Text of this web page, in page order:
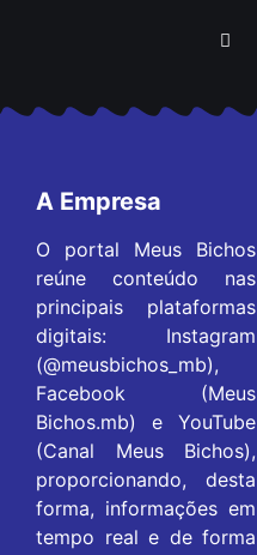
A Empresa
O portal Meus Bichos
reúne conteúdo nas
principais plataformas
digitais: Instagram
(@meusbichos_mb),
Facebook (Meus
Bichos.mb) e YouTube
(Canal Meus Bichos),
proporcionando, desta
forma, informações em
tempo real e de forma